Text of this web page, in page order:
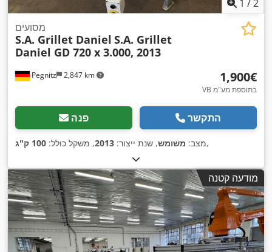
1 /2
Pegnitz 2,847 km
מסועים
S.A. Grillet Daniel S.A. Grillet
Daniel GD 720 x 3.000, 2013
‏1,900 ‏€
VB בתוספת מע"מ
פנה התקשר
מצב: משומש, שנת ייצור: 2013, משקל כולל: 100 ק"ג ,
מודעה קטנה